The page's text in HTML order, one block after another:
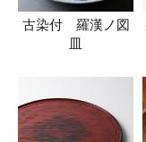
古染付 羅漢ノ図
皿